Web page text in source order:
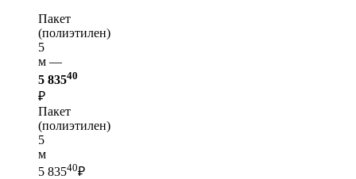
Пакет
(полиэтилен)
5
м —
5 83540
₽
Пакет
(полиэтилен)
5
м
5 83540₽